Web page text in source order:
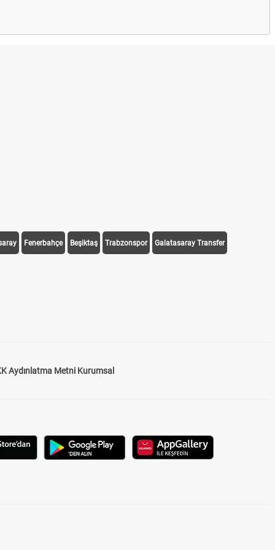
Fenerbahçe Beşiktaş Trabzonspor Galatasaray Transfer
Aydınlatma Metni Kurumsal